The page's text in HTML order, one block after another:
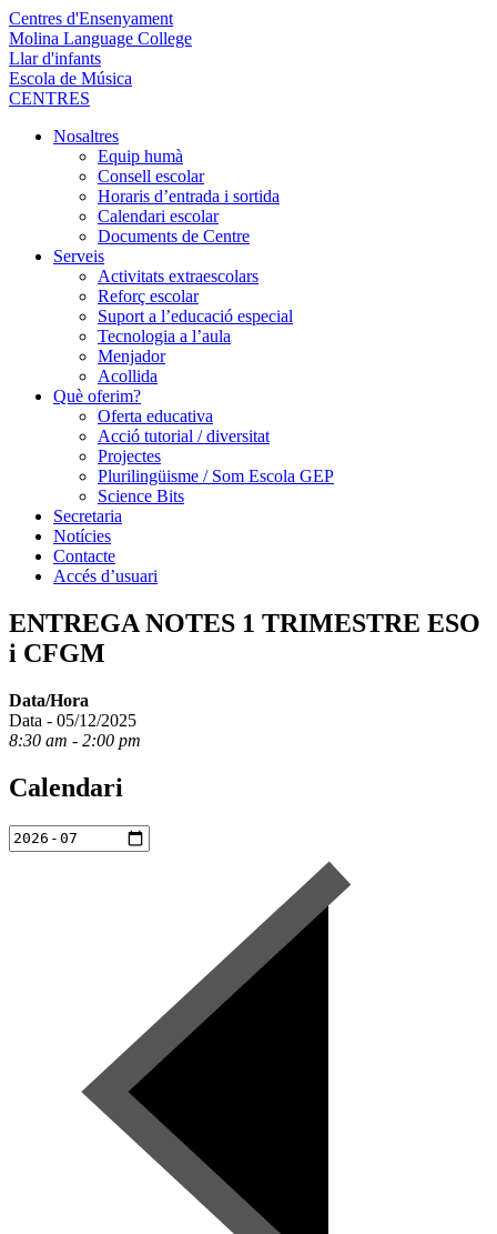
Centres d'Ensenyament
Molina Language College
Llar d'infants
Escola de Música
CENTRES
Nosaltres
Equip humà
Consell escolar
Horaris d’entrada i sortida
Calendari escolar
Documents de Centre
Serveis
Activitats extraescolars
Reforç escolar
Suport a l’educació especial
Tecnologia a l’aula
Menjador
Acollida
Què oferim?
Oferta educativa
Acció tutorial / diversitat
Projectes
Plurilingüisme / Som Escola GEP
Science Bits
Secretaria
Notícies
Contacte
Accés d’usuari
ENTREGA NOTES 1 TRIMESTRE ESO
i CFGM
Data/Hora
Data - 05/12/2025
8:30 am - 2:00 pm
Calendari